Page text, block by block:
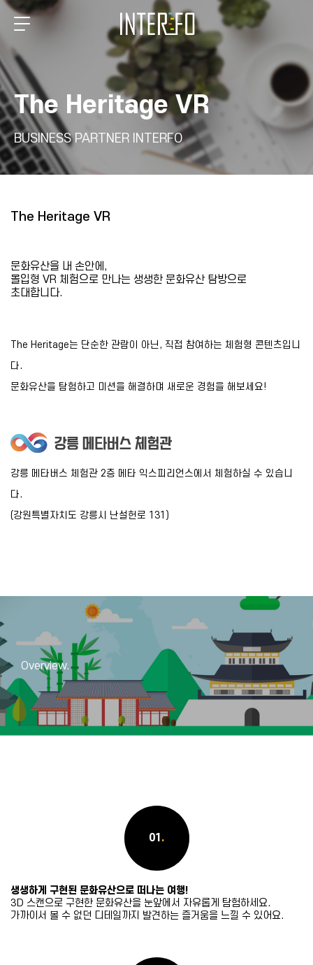
The Heritage VR
BUSINESS PARTNER INTERFO
The Heritage VR
문화유산을 내 손안에,
몰입형 VR 체험으로 만나는 생생한 문화유산 탐방으로
초대합니다.
The Heritage는 단순한 관람이 아닌, 직접 참여하는 체험형 콘텐츠입니
다.
문화유산을 탐험하고 미션을 해결하며 새로운 경험을 해보세요!
강릉 메타버스 체험관 2층 메타 익스피리언스에서 체험하실 수 있습니
다.
(강원특별자치도 강릉시 난설헌로 131)
Overview.
01 .
생생하게 구현된 문화유산으로 떠나는 여행!
3D 스캔으로 구현한 문화유산을 눈앞에서 자유롭게 탐험하세요.
가까이서 볼 수 없던 디테일까지 발견하는 즐거움을 느낄 수 있어요.